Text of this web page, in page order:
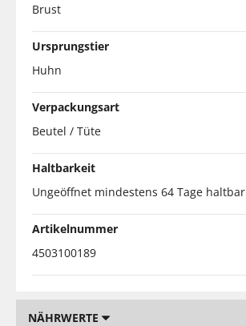
Brust
Ursprungstier
Huhn
Verpackungsart
Beutel / Tüte
Haltbarkeit
Ungeöffnet mindestens 64 Tage haltbar
Artikelnummer
4503100189
NÄHRWERTE